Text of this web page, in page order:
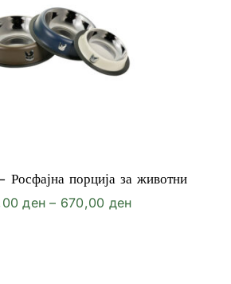
порција за животни
ден – 670,00 денPrice